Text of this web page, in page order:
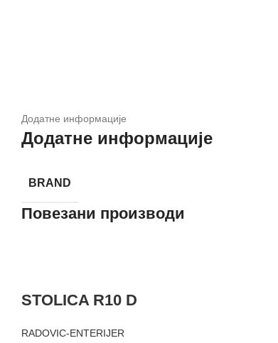
Додатне информације
Додатне информације
BRAND
Повезани производи
STOLICA R10 D
RADOVIC-ENTERIJER